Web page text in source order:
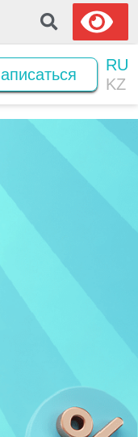
RU
KZ